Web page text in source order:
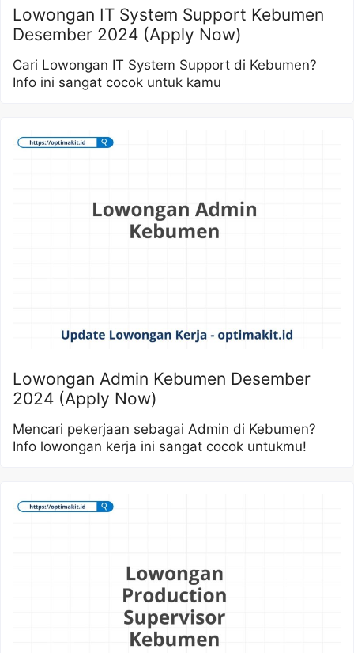
Lowongan IT System Support Kebumen
Desember 2024 (Apply Now)
Cari Lowongan IT System Support di Kebumen?
Info ini sangat cocok untuk kamu
Lowongan Admin Kebumen Desember
2024 (Apply Now)
Mencari pekerjaan sebagai Admin di Kebumen?
Info lowongan kerja ini sangat cocok untukmu!